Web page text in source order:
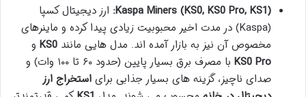
Kaspa Miners (KS0, KS0 Pro, KS1): ارز دیجیتال کسپا
(Kaspa) در مدت اخیر محبوبیت زیادی پیدا کرده و ماینرهای
مخصوص آن نیز به بازار آمده اند. مدل هایی مانند KS0 و
KS0 Pro
با مصرف برق بسیار پایین (حدود ۶۰ تا ۱۰۰ وات) و
صدای ناچیز، گزینه های بسیار جذابی برای استخراج ارز